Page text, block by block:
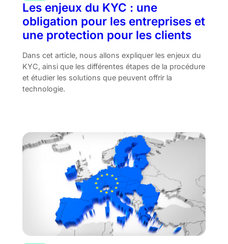
Les enjeux du KYC : une
obligation pour les entreprises et
une protection pour les clients
Dans cet article, nous allons expliquer les enjeux du
KYC, ainsi que les différentes étapes de la procédure
et étudier les solutions que peuvent offrir la
technologie.